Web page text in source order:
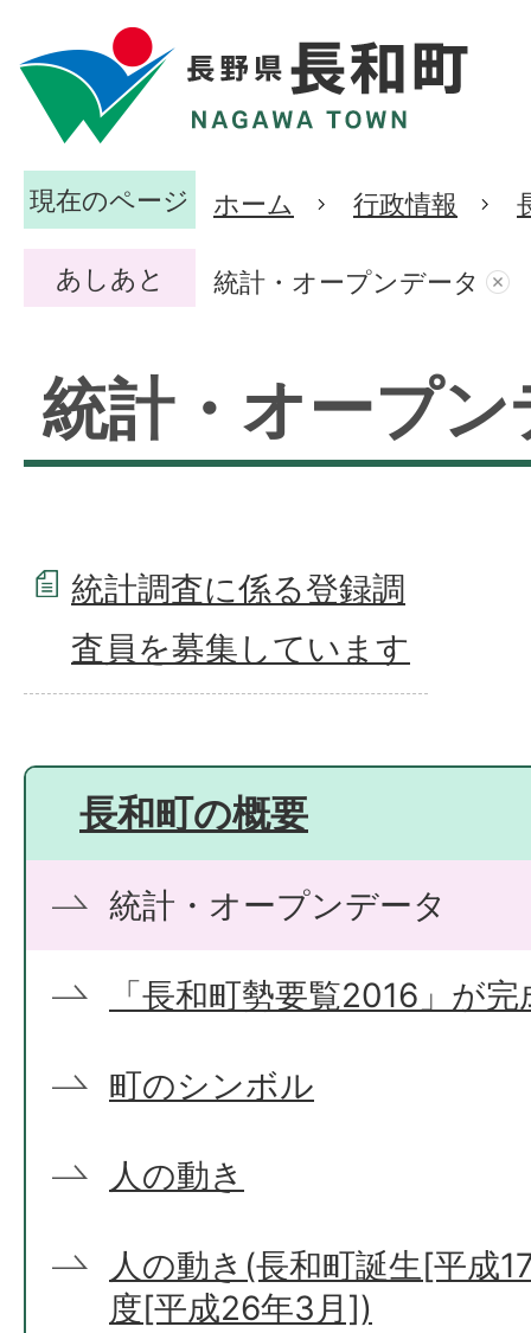
現在のページ ホーム 行政情報
あしあと 統計・オープンデータ
統計・オープン
統計調査に係る登録調
査員を募集しています
長和町の概要
統計・オープンデータ
「長和町勢要覧2016」が
町のシンボル
人の動き
人の動き(長和町誕生[平成
度[平成26年3月])